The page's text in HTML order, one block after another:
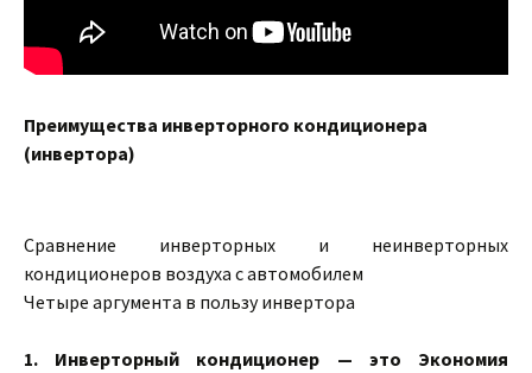
Преимущества инверторного кондиционера
(инвертора)
Сравнение инверторных и неинверторных
кондиционеров воздуха с автомобилем
Четыре аргумента в пользу инвертора
1. Инверторный кондиционер — это Экономия